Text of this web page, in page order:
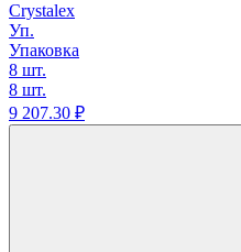
Crystalex
Уп.
Упаковка
8 шт.
8 шт.
9 207.30 ₽